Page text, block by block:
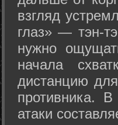
взгляд
глаз» — тэн-
нужно
начала
дистанцию
противника.
атаки